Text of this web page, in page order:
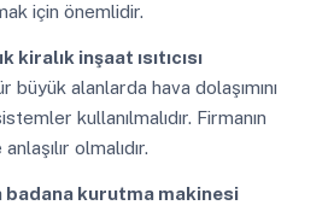
için önemlidir.
kiralık inşaat ısıtıcısı
büyük alanlarda hava dolaşımını
kullanılmalıdır. Firmanın
olmalıdır.
badana kurutma makinesi